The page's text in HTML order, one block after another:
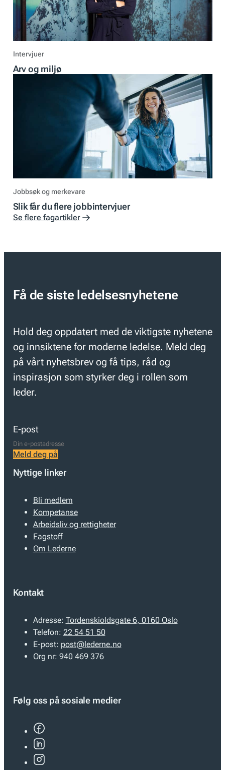
Intervjuer
Arv og miljø
Jobbsøk og merkevare
Slik får du flere jobbintervjuer
Se flere fagartikler
Få de siste ledelsesnyhetene
Hold deg oppdatert med de viktigste nyhetene
og innsiktene for moderne ledelse. Meld deg
på vårt nyhetsbrev og få tips, råd og
inspirasjon som styrker deg i rollen som
leder.
E-post
Meld deg på
Nyttige linker
Bli medlem
Kompetanse
Arbeidsliv og rettigheter
Fagstoff
Om Lederne
Kontakt
Adresse: Tordenskioldsgate 6, 0160 Oslo
Telefon: 22 54 51 50
E-post: post@lederne.no
Org nr: 940 469 376
Følg oss på sosiale medier